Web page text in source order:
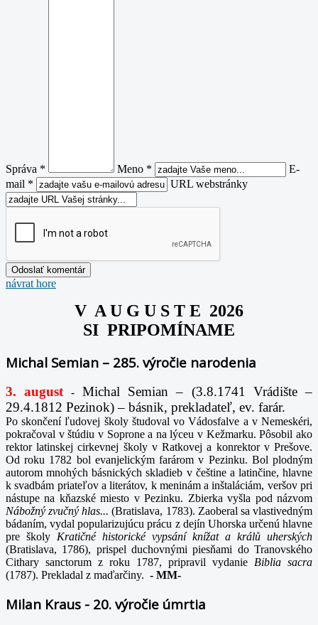
Správa * Meno *
E-
mail *
URL webstránky
návrat hore
V A U G U S T E 2026
SI PRIPOMÍNAME
Michal Semian – 285. výročie narodenia
3. august -Michal Semian – (3.8.1741 Vrádište –
29.4.1812 Pezinok) – básnik, prekladateľ, ev. farár.
Po skončení ľudovej školy študoval vo Vádosfalve a v Nemeskéri,
pokračoval v štúdiu v Soprone a na lýceu v Kežmarku. Pôsobil ako
rektor latinskej cirkevnej školy v Ratkovej a konrektor v Prešove.
Od roku 1782 bol evanjelickým farárom v Pezinku. Bol plodným
autorom mnohých básnických skladieb v češtine a latinčine, hlavne
k svadbám priateľov a literátov, k meninám a inštaláciám, veršov pri
nástupe na kňazské miesto v Pezinku. Zbierka vyšla pod názvom
Nábožný zvučný hlas...(Bratislava, 1783). Zaoberal sa vlastivedným
bádaním, vydal popularizujúcu prácu z dejín Uhorska určenú hlavne
pre školy Kratičné historické vypsání knížat a králů uherských
(Bratislava, 1786), prispel duchovnými piesňami do Tranovského
Cithary sanctorum z roku 1787, pripravil vydanie Biblia sacra
(1787). Prekladal z maďarčiny. - MM-
Milan Kraus - 20. výročie úmrtia